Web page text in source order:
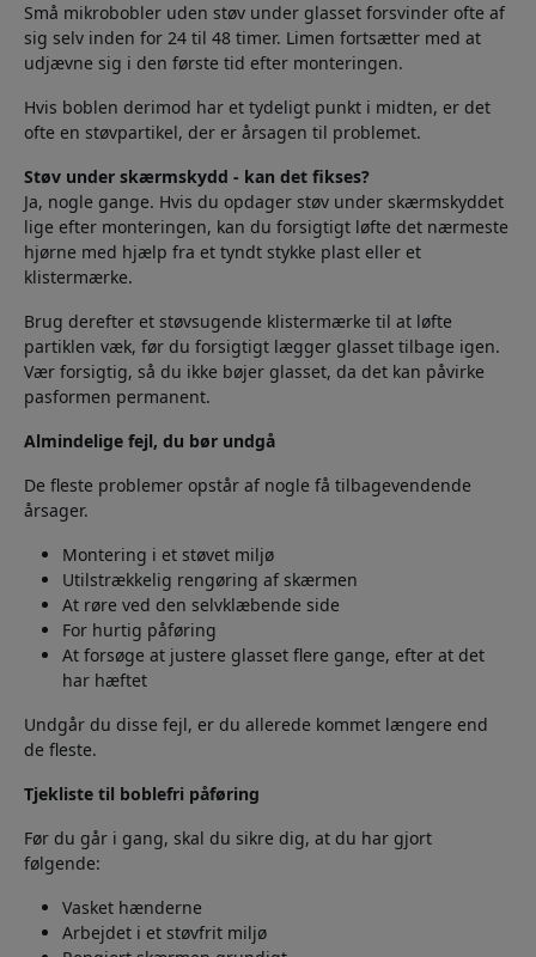
Små mikrobobler uden støv under glasset forsvinder ofte af
sig selv inden for 24 til 48 timer. Limen fortsætter med at
udjævne sig i den første tid efter monteringen.
Hvis boblen derimod har et tydeligt punkt i midten, er det
ofte en støvpartikel, der er årsagen til problemet.
Støv under skærmskydd - kan det fikses?
Ja, nogle gange. Hvis du opdager støv under skærmskyddet
lige efter monteringen, kan du forsigtigt løfte det nærmeste
hjørne med hjælp fra et tyndt stykke plast eller et
klistermærke.
Brug derefter et støvsugende klistermærke til at løfte
partiklen væk, før du forsigtigt lægger glasset tilbage igen.
Vær forsigtig, så du ikke bøjer glasset, da det kan påvirke
pasformen permanent.
Almindelige fejl, du bør undgå
De fleste problemer opstår af nogle få tilbagevendende
årsager.
Montering i et støvet miljø
Utilstrækkelig rengøring af skærmen
At røre ved den selvklæbende side
For hurtig påføring
At forsøge at justere glasset flere gange, efter at det
har hæftet
Undgår du disse fejl, er du allerede kommet længere end
de fleste.
Tjekliste til boblefri påføring
Før du går i gang, skal du sikre dig, at du har gjort
følgende:
Vasket hænderne
Arbejdet i et støvfrit miljø